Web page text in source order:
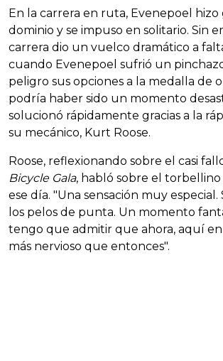
En la carrera en ruta, Evenepoel hizo
dominio y se impuso en solitario. Sin
carrera dio un vuelco dramático a
cuando Evenepoel sufrió un
peligro sus opciones a la medalla de
podría haber sido un momento
solucionó rápidamente gracias a la
su mecánico, Kurt Roose.
Roose, reflexionando sobre el casi
Bicycle Gala, habló sobre el
ese día. "Una sensación muy
los pelos de punta. Un momento
tengo que admitir que ahora, aquí en
más nervioso que entonces".